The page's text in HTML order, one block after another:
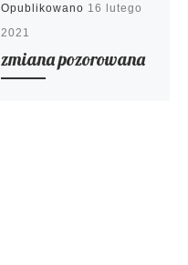
Opublikowano 16 lutego
2021
zmiana pozorowana